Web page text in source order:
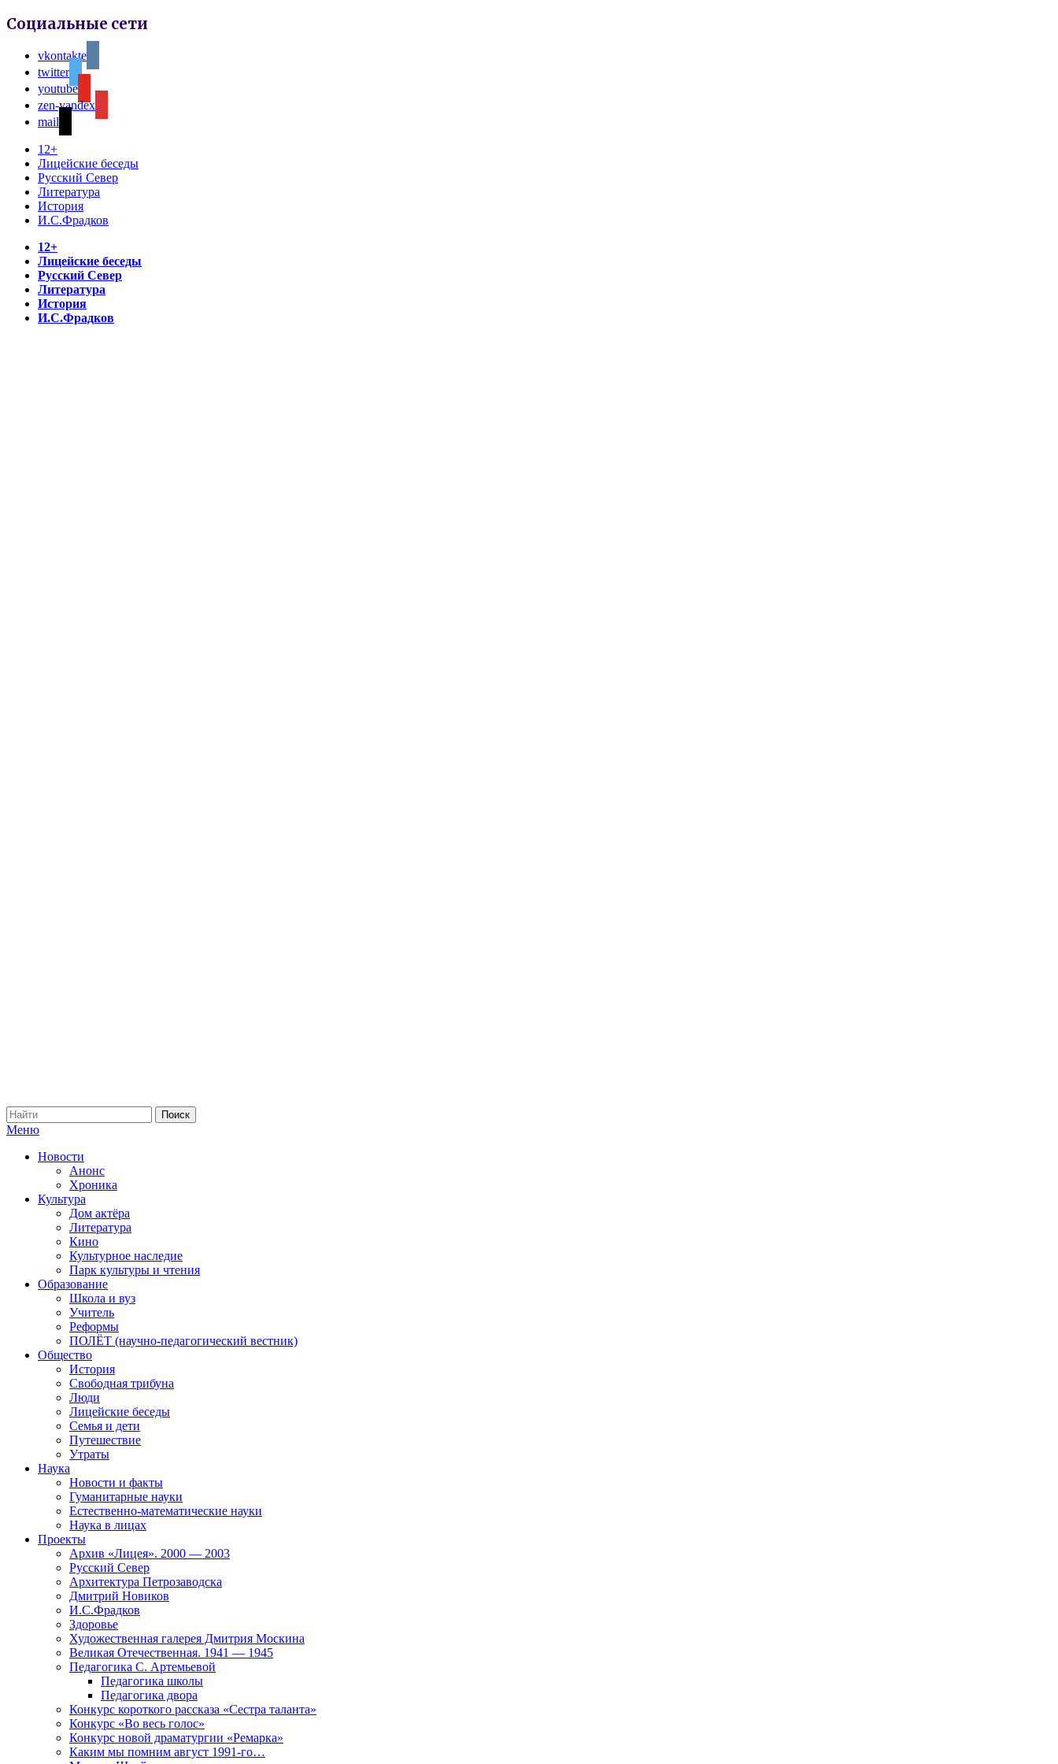
Социальные сети
vkontakte
twitter
youtube
zen-yandex
mail
12+
Лицейские беседы
Русский Север
Литература
История
И.С.Фрадков
12+
Лицейские беседы
Русский Север
Литература
История
И.С.Фрадков
Меню
Новости
Анонс
Хроника
Культура
Дом актёра
Литература
Кино
Культурное наследие
Парк культуры и чтения
Образование
Школа и вуз
Учитель
Реформы
ПОЛЁТ (научно-педагогический вестник)
Общество
История
Свободная трибуна
Люди
Лицейские беседы
Семья и дети
Путешествие
Утраты
Наука
Новости и факты
Гуманитарные науки
Естественно-математические науки
Наука в лицах
Проекты
Архив «Лицея». 2000 — 2003
Русский Север
Архитектура Петрозаводска
Дмитрий Новиков
И.С.Фрадков
Здоровье
Художественная галерея Дмитрия Москина
Великая Отечественная. 1941 — 1945
Педагогика С. Артемьевой
Педагогика школы
Педагогика двора
Конкурс короткого рассказа «Сестра таланта»
Конкурс «Во весь голос»
Конкурс новой драматургии «Ремарка»
Каким мы помним август 1991-го…